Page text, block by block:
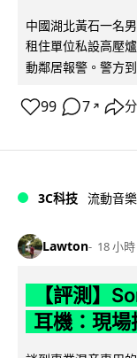
中國湖北黃石一名
租住單位私設高壓
動鄰居報警。警方
99 7 ↗
3C科技 流動音樂
Lawton 18 小時
【評測】
耳機：現